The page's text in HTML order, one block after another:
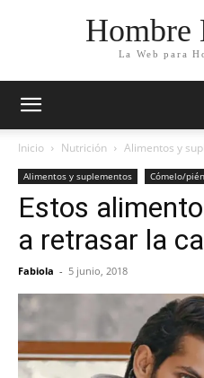
Hombre
La Web para
Inicio Nutrición Alimentos y
Alimentos y suplementos Cómelo/
Estos
a retrasar la
Fabiola - 5 junio, 2018